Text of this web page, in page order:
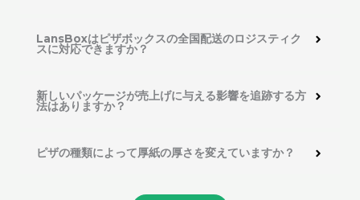
LansBoxはピザボックスの全国配送のロジスティク
スに対応できますか？
新しいパッケージが売上げに与える影響を追跡する方
法はありますか？
ピザの種類によって厚紙の厚さを変えていますか？